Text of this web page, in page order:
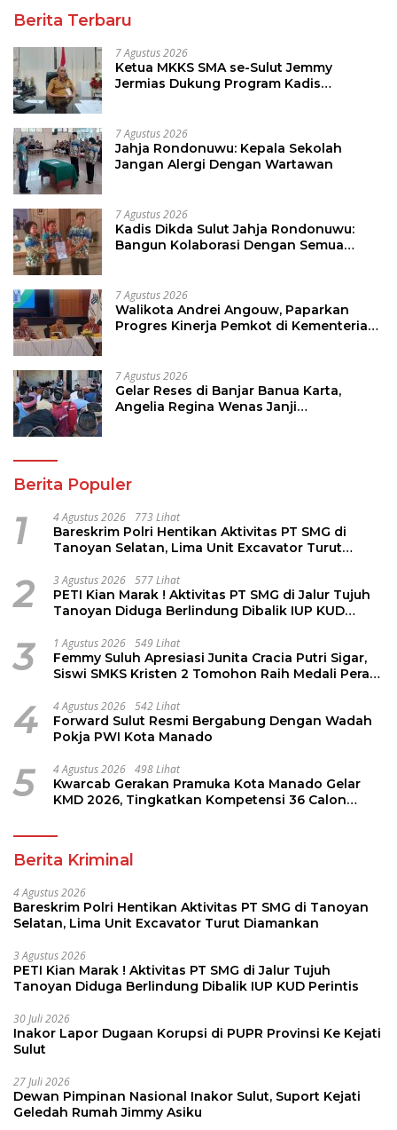
Berita Terbaru
7 Agustus 2026
Ketua MKKS SMA se-Sulut Jemmy
Jermias Dukung Program Kadis
7 Agustus 2026
Jahja Rondonuwu: Kepala Sekolah
Jangan Alergi Dengan Wartawan
7 Agustus 2026
Kadis Dikda Sulut Jahja Rondonuwu:
Bangun Kolaborasi Dengan Semua
7 Agustus 2026
Walikota Andrei Angouw, Paparkan
Progres Kinerja Pemkot di Kementerian
7 Agustus 2026
Gelar Reses di Banjar Banua Karta,
Angelia Regina Wenas Janji
Berita Populer
1 4 Agustus 2026 773 Lihat
Bareskrim Polri Hentikan Aktivitas PT SMG di
Tanoyan Selatan, Lima Unit Excavator Turut
2 3 Agustus 2026 577 Lihat
PETI Kian Marak ! Aktivitas PT SMG di Jalur Tujuh
Tanoyan Diduga Berlindung Dibalik IUP KUD
3 1 Agustus 2026 549 Lihat
Femmy Suluh Apresiasi Junita Cracia Putri Sigar,
Siswi SMKS Kristen 2 Tomohon Raih Medali Perak
4 4 Agustus 2026 542 Lihat
Forward Sulut Resmi Bergabung Dengan Wadah
Pokja PWI Kota Manado
5 4 Agustus 2026 498 Lihat
Kwarcab Gerakan Pramuka Kota Manado Gelar
KMD 2026, Tingkatkan Kompetensi 36 Calon
Berita Kriminal
4 Agustus 2026
Bareskrim Polri Hentikan Aktivitas PT SMG di Tanoyan
Selatan, Lima Unit Excavator Turut Diamankan
3 Agustus 2026
PETI Kian Marak ! Aktivitas PT SMG di Jalur Tujuh
Tanoyan Diduga Berlindung Dibalik IUP KUD Perintis
30 Juli 2026
Inakor Lapor Dugaan Korupsi di PUPR Provinsi Ke Kejati
Sulut
27 Juli 2026
Dewan Pimpinan Nasional Inakor Sulut, Suport Kejati
Geledah Rumah Jimmy Asiku